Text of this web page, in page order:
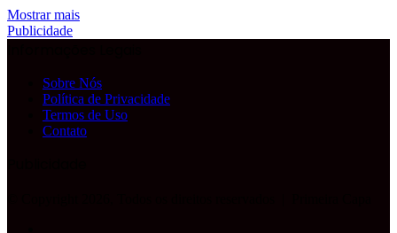
Mostrar mais
Publicidade
Sobre Nós
Política de Privacidade
Termos de Uso
Contato